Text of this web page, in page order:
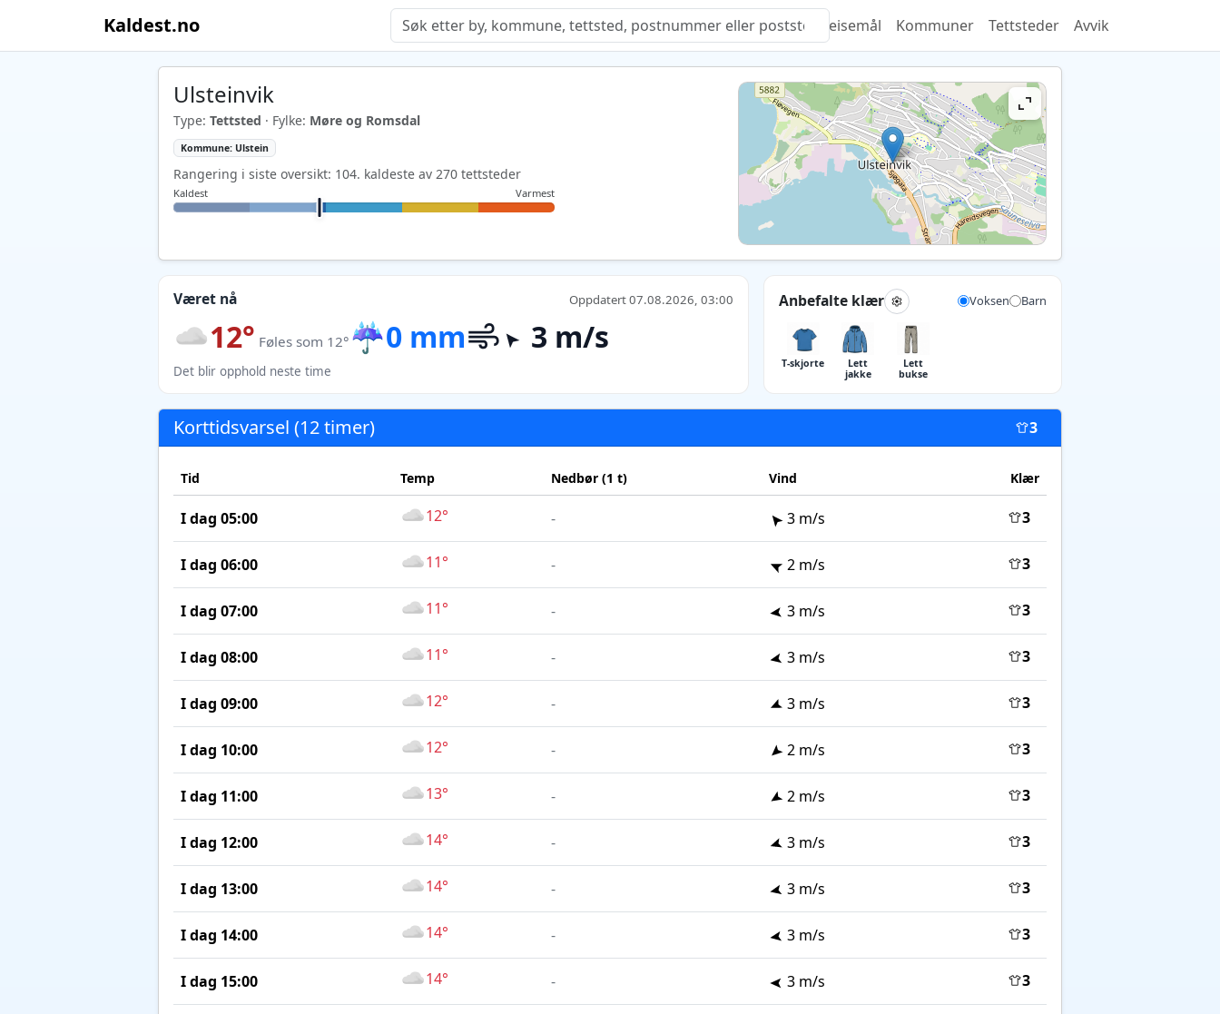
Kaldest.no Quiz Reisemål Kommuner Tettsteder Avvik
Ulsteinvik
Type: Tettsted · Fylke: Møre og Romsdal
Kommune: Ulstein
Rangering i siste oversikt: 104. kaldeste av 270 tettsteder
Kaldest Varmest
Været nå Oppdatert 07.08.2026, 03:00
12° Føles som 12° ☔0 mm 3 m/s
Det blir opphold neste time
Anbefalte klær Voksen Barn
T-skjorte
Lett
jakke
Lett
bukse
Korttidsvarsel (12 timer) 3
Tid Temp Nedbør (1 t) Vind Klær
I dag 05:00 12° - 3 m/s 3
I dag 06:00 11° - 2 m/s 3
I dag 07:00 11° - 3 m/s 3
I dag 08:00 11° - 3 m/s 3
I dag 09:00 12° - 3 m/s 3
I dag 10:00 12° - 2 m/s 3
I dag 11:00 13° - 2 m/s 3
I dag 12:00 14° - 3 m/s 3
I dag 13:00 14° - 3 m/s 3
I dag 14:00 14° - 3 m/s 3
I dag 15:00 14° - 3 m/s 3